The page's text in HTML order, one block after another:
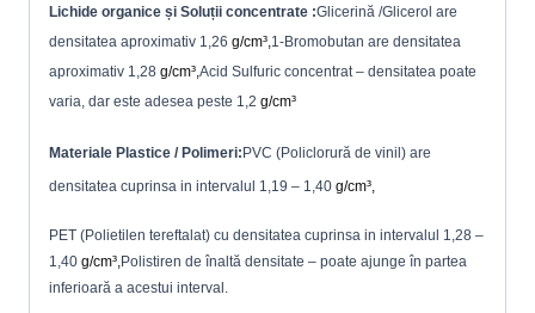
Lichide organice și Soluții concentrate :Glicerină /Glicerol are
densitatea aproximativ 1,26 g/cm³,1-Bromobutan are densitatea
aproximativ 1,28 g/cm³,Acid Sulfuric concentrat – densitatea poate
varia, dar este adesea peste 1,2 g/cm³
Materiale Plastice / Polimeri: PVC (Policlorură de vinil) are
densitatea cuprinsa in intervalul 1,19 – 1,40 g/cm³,
PET (Polietilen tereftalat) cu densitatea cuprinsa in intervalul 1,28 –
1,40 g/cm³,Polistiren de înaltă densitate – poate ajunge în partea
inferioară a acestui interval.